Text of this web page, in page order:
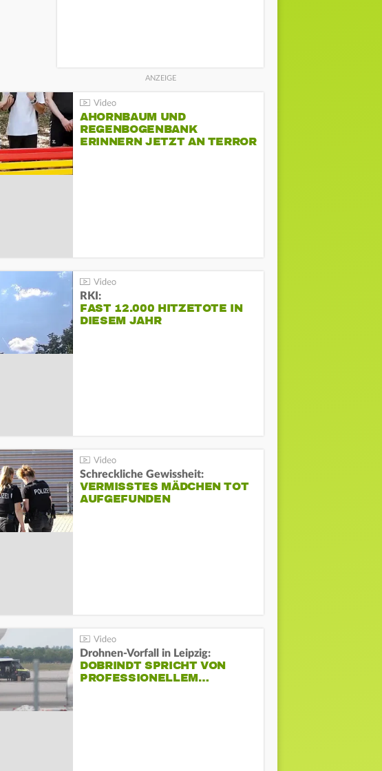
AHORNBAUM UND
REGENBOGENBANK
ERINNERN JETZT AN TERROR
RKI:
FAST 12.000 HITZETOTE IN
DIESEM JAHR
Schreckliche Gewissheit:
VERMISSTES MÄDCHEN TOT
AUFGEFUNDEN
Drohnen-Vorfall in Leipzig:
DOBRINDT SPRICHT VON
PROFESSIONELLEM…